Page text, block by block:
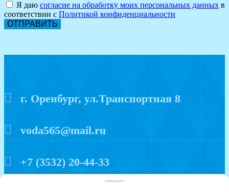
Я даю согласие на обработку моих персональных данных в
соответствии с Политикой конфиденциальности
ОТПРАВИТЬ
г. Оренбург, ул.Транспортная 8
voda565@mail.ru
+7 (3532) 20-44-33